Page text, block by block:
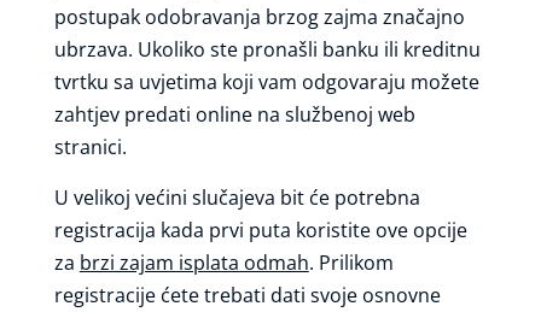
postupak odobravanja brzog zajma značajno
ubrzava. Ukoliko ste pronašli banku ili kreditnu
tvrtku sa uvjetima koji vam odgovaraju možete
zahtjev predati online na službenoj web
stranici.
U velikoj većini slučajeva bit će potrebna
registracija kada prvi puta koristite ove opcije
za brzi zajam isplata odmah. Prilikom
registracije ćete trebati dati svoje osnovne